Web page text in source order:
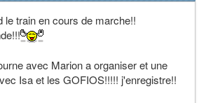
le train en cours de marche!!
avec Marion a organiser et une
Isa et les GOFIOS!!!!! j'enregistre!!